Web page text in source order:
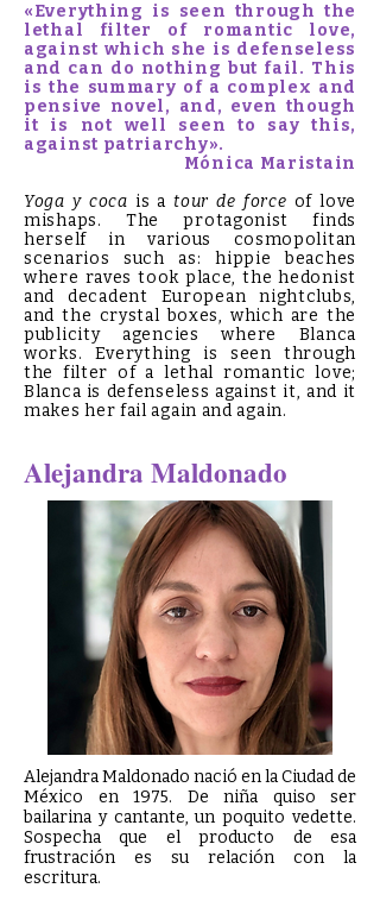
«Everything is seen through the
lethal filter of romantic love,
against which she is defenseless
and can do nothing but fail. This
is the summary of a complex and
pensive novel, and, even though
it is not well seen to say this,
against patriarchy».
Mónica Maristain
Yoga y coca is a tour de force of love
mishaps. The protagonist finds
herself in various cosmopolitan
scenarios such as: hippie beaches
where raves took place, the hedonist
and decadent European nightclubs,
and the crystal boxes, which are the
publicity agencies where Blanca
works. Everything is seen through
the filter of a lethal romantic love;
Blanca is defenseless against it, and it
makes her fail again and again.
Alejandra Maldonado
Alejandra Maldonado nació en la Ciudad de
México en 1975. De niña quiso ser
bailarina y cantante, un poquito vedette.
Sospecha que el producto de esa
frustración es su relación con la
escritura.